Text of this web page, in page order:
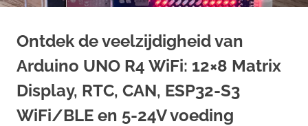
Ontdek de veelzijdigheid van
Arduino UNO R4 WiFi: 12×8 Matrix
Display, RTC, CAN, ESP32-S3
WiFi/BLE en 5-24V voeding